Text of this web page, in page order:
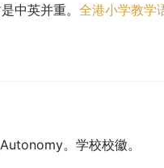
中英并重。 全港小学教学
。学校校徽。